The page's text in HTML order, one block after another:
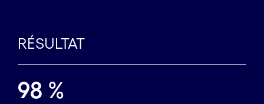
RÉSULTAT
98 %